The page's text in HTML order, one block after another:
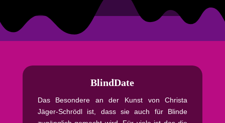
BlindDate
Das Besondere an der Kunst von Christa
Jäger-Schrödl ist, dass sie auch für Blinde